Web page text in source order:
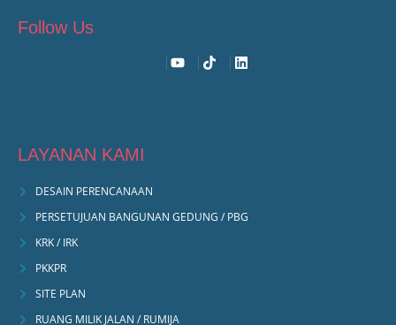
Follow Us
LAYANAN KAMI
DESAIN PERENCANAAN
PERSETUJUAN BANGUNAN GEDUNG / PBG
KRK / IRK
PKKPR
SITE PLAN
RUANG MILIK JALAN / RUMIJA